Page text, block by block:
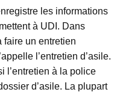
les informations
à UDI. Dans
faire un entretien
l’entretien d’asile.
l’entretien à la police
d’asile. La plupart